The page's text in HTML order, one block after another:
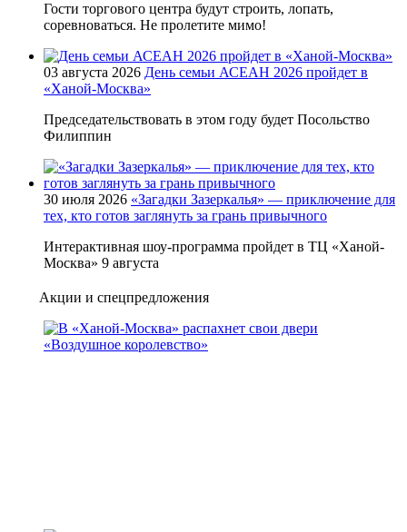
Гости торгового центра будут строить, лопать,
соревноваться. Не пролетите мимо!
03 августа 2026 День семьи АСЕАН 2026 пройдет в
«Ханой-Москва»
Председательствовать в этом году будет Посольство
Филиппин
30 июля 2026 «Загадки Зазеркалья» — приключение для
тех, кто готов заглянуть за грань привычного
Интерактивная шоу-программа пройдет в ТЦ «Ханой-
Москва» 9 августа
Акции и спецпредложения